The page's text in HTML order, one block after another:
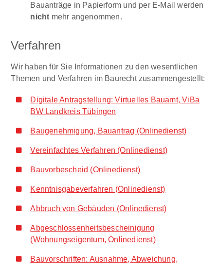
Bauanträge in Papierform und per E-Mail werden
nicht mehr angenommen.
Verfahren
Wir haben für Sie Informationen zu den wesentlichen
Themen und Verfahren im Baurecht zusammengestellt:
Digitale Antragstellung: Virtuelles Bauamt, ViBa
BW Landkreis Tübingen
Baugenehmigung, Bauantrag (Onlinedienst)
Vereinfachtes Verfahren (Onlinedienst)
Bauvorbescheid (Onlinedienst)
Kenntnisgabeverfahren (Onlinedienst)
Abbruch von Gebäuden (Onlinedienst)
Abgeschlossenheitsbescheinigung
(Wohnungseigentum, Onlinedienst)
Bauvorschriften: Ausnahme, Abweichung,